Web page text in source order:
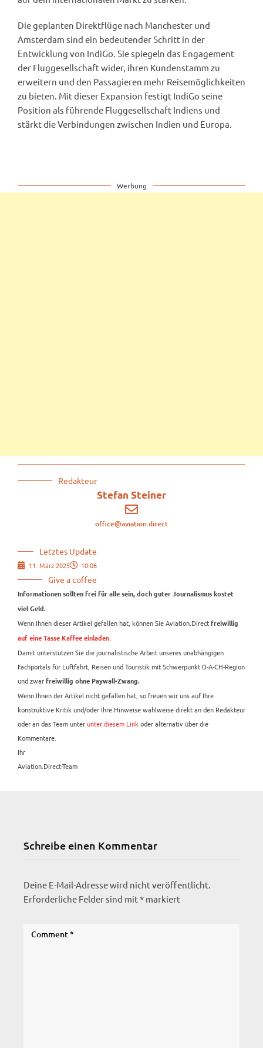
Redakteur
Stefan Steiner
office@aviation.direct
Letztes Update
11. März 2025 10:06
Give a coffee
Informationen sollten frei für alle sein, doch guter Journalismus kostet
viel Geld.
Wenn Ihnen dieser Artikel gefallen hat, können Sie Aviation.Direct freiwillig
auf eine Tasse Kaffee einladen.
Damit unterstützen Sie die journalistische Arbeit unseres unabhängigen
Fachportals für Luftfahrt, Reisen und Touristik mit Schwerpunkt D-A-CH-Region
und zwar freiwillig ohne Paywall-Zwang.
Wenn Ihnen der Artikel nicht gefallen hat, so freuen wir uns auf Ihre
konstruktive Kritik und/oder Ihre Hinweise wahlweise direkt an den Redakteur
oder an das Team unterunter diesem Linkoder alternativ über die
Kommentare.
Ihr
Aviation.Direct-Team
Die geplanten Direktflüge nach Manchester und
Amsterdam sind ein bedeutender Schritt in der
Entwicklung von IndiGo. Sie spiegeln das Engagement
der Fluggesellschaft wider, ihren Kundenstamm zu
erweitern und den Passagieren mehr Reisemöglichkeiten
zu bieten. Mit dieser Expansion festigt IndiGo seine
Position als führende Fluggesellschaft Indiens und
stärkt die Verbindungen zwischen Indien und Europa.
Werbung
Schreibe einen Kommentar
Deine E-Mail-Adresse wird nicht veröffentlicht.
Erforderliche Felder sind mit* markiert